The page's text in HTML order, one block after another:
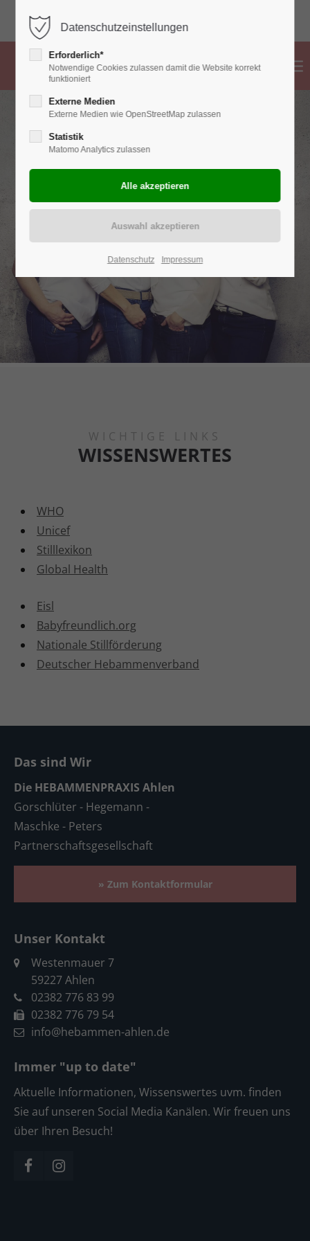
02382 776 83 99 info@hebammen-ahlen.de
UNSER TEAM
MEHR ERFAHREN
WICHTIGE LINKS
WISSENSWERTES
WHO
Unicef
Stilllexikon
Global Health
Eisl
Babyfreundlich.org
Nationale Stillförderung
Deutscher Hebammenverband
Das sind Wir
Die HEBAMMENPRAXIS Ahlen
Gorschlüter - Hegemann -
Maschke - Peters
Partnerschaftsgesellschaft
» Zum Kontaktformular
Unser Kontakt
Westenmauer 7
59227 Ahlen
02382 776 83 99
02382 776 79 54
info@hebammen-ahlen.de
Immer "up to date"
Aktuelle Informationen, Wissenswertes uvm. finden
Sie auf unseren Social Media Kanälen. Wir freuen uns
über Ihren Besuch!
Datenschutzeinstellungen
Erforderlich*
Notwendige Cookies zulassen damit die Website korrekt
funktioniert
Externe Medien
Externe Medien wie OpenStreetMap zulassen
Statistik
Matomo Analytics zulassen
Datenschutz Impressum